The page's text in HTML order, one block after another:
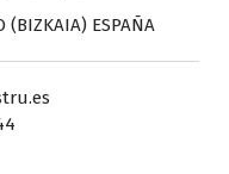
(BIZKAIA) ESPAÑA